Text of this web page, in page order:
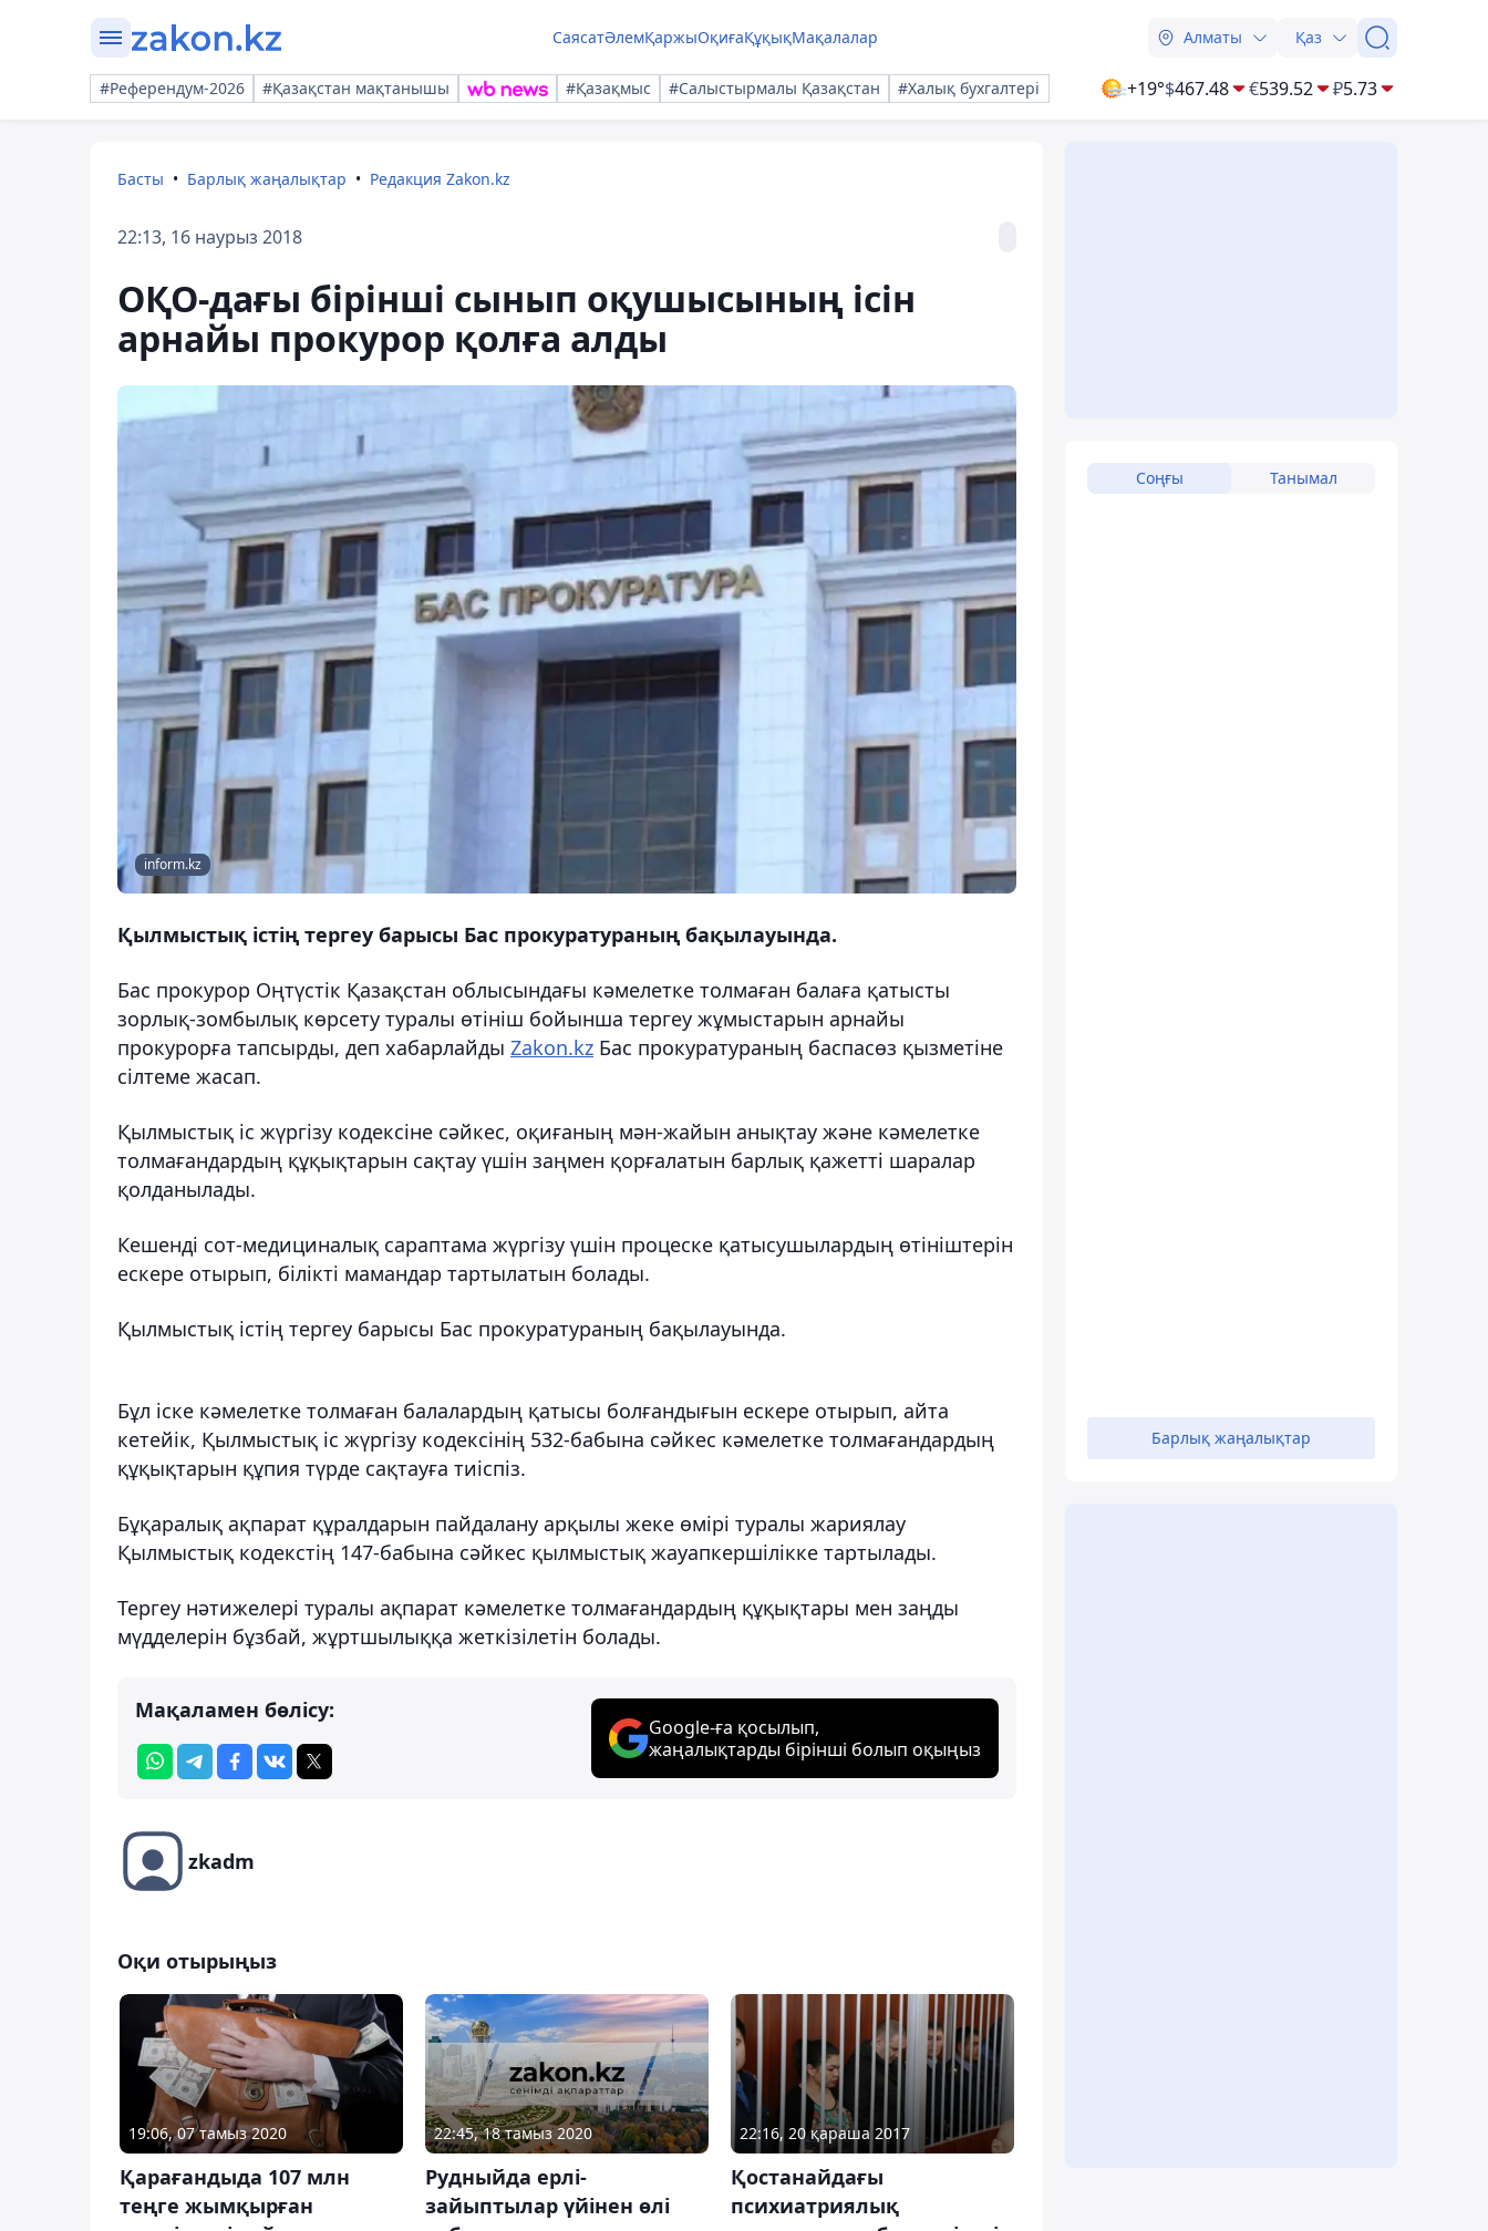
СаясатӘлемҚаржыОқиғаҚұқықМақалалар Алматы Қаз
#Референдум-2026 #Қазақстан мақтанышы #Қазақмыс #Салыстырмалы Қазақстан #Халық бухгалтері +19°$467.48 €539.52 ₽5.73
Басты Барлық жаңалықтар Редакция Zakon.kz
22:13, 16 наурыз 2018
ОҚО-дағы бірінші сынып оқушысының ісін
арнайы прокурор қолға алды
inform.kz
Қылмыстық істің тергеу барысы Бас прокуратураның бақылауында.
Бас прокурор Оңтүстік Қазақстан облысындағы кәмелетке толмаған балаға қатысты
зорлық-зомбылық көрсету туралы өтініш бойынша тергеу жұмыстарын арнайы
прокурорға тапсырды, деп хабарлайды Zakon.kz Бас прокуратураның баспасөз қызметіне
сілтеме жасап.
Қылмыстық іс жүргізу кодексіне сәйкес, оқиғаның мән-жайын анықтау және кәмелетке
толмағандардың құқықтарын сақтау үшін заңмен қорғалатын барлық қажетті шаралар
қолданылады.
Кешенді сот-медициналық сараптама жүргізу үшін процеске қатысушылардың өтініштерін
ескере отырып, білікті мамандар тартылатын болады.
Қылмыстық істің тергеу барысы Бас прокуратураның бақылауында.
Бұл іске кәмелетке толмаған балалардың қатысы болғандығын ескере отырып, айта
кетейік, Қылмыстық іс жүргізу кодексінің 532-бабына сәйкес кәмелетке толмағандардың
құқықтарын құпия түрде сақтауға тиіспіз.
Бұқаралық ақпарат құралдарын пайдалану арқылы жеке өмірі туралы жариялау
Қылмыстық кодекстің 147-бабына сәйкес қылмыстық жауапкершілікке тартылады.
Тергеу нәтижелері туралы ақпарат кәмелетке толмағандардың құқықтары мен заңды
мүдделерін бұзбай, жұртшылыққа жеткізілетін болады.
Мақаламен бөлісу:
Google-ға қосылып,
жаңалықтарды бірінші болып оқыңыз
zkadm
Оқи отырыңыз
19:06, 07 тамыз 2020
Қарағандыда 107 млн
теңге жымқырған
22:45, 18 тамыз 2020
Рудныйда ерлі-
зайыптылар үйінен өлі
22:16, 20 қараша 2017
Қостанайдағы
психиатриялық
Соңғы Танымал
Барлық жаңалықтар